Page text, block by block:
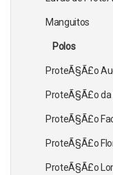
Manguitos
Polos
ProteÃ§Ã£o
ProteÃ§Ã£o
ProteÃ§Ã£o
ProteÃ§Ã£o
ProteÃ§Ã£o